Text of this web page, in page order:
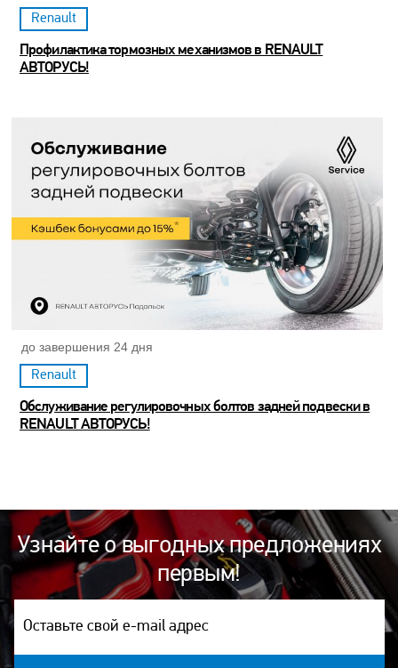
Renault
Профилактика тормозных механизмов в RENAULT
АВТОРУСЬ!
до завершения 24 дня
Renault
Обслуживание регулировочных болтов задней подвески в
RENAULT АВТОРУСЬ!
Узнайте о выгодных предложениях
первым!